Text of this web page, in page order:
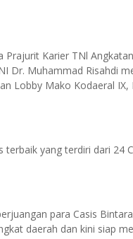
Prajurit Karier TNl
Dr. Muhammad Risahdi
Lobby Mako Kodaeral IX,
yang terdiri dari 24
para Casis
daerah dan kini siap